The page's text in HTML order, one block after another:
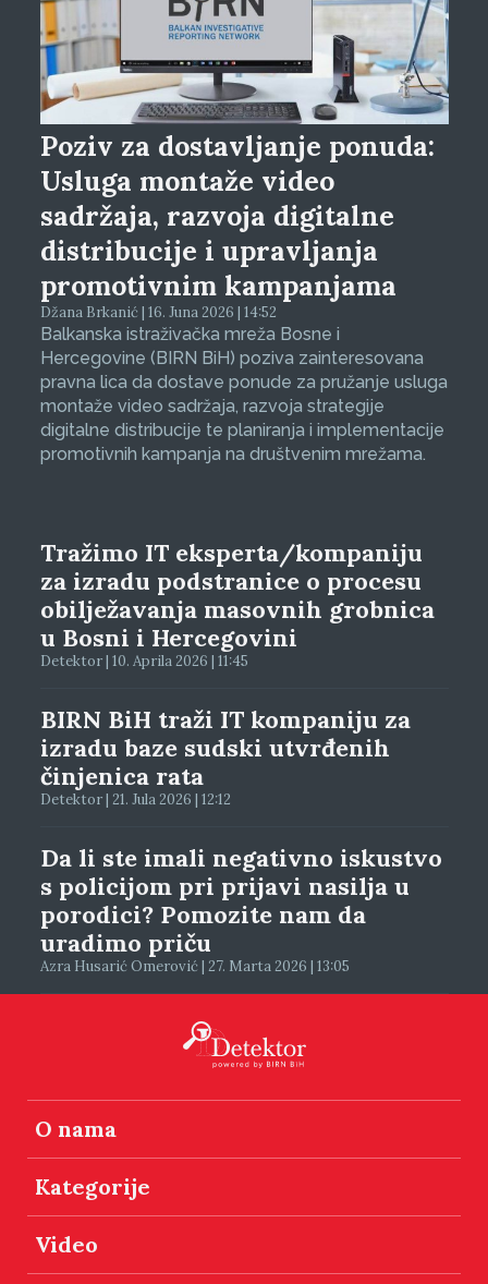
Poziv za dostavljanje ponuda:
Usluga montaže video
sadržaja, razvoja digitalne
distribucije i upravljanja
promotivnim kampanjama
Džana Brkanić | 16. Juna 2026 | 14:52
Balkanska istraživačka mreža Bosne i
Hercegovine (BIRN BiH) poziva zainteresovana
pravna lica da dostave ponude za pružanje usluga
montaže video sadržaja, razvoja strategije
digitalne distribucije te planiranja i implementacije
promotivnih kampanja na društvenim mrežama.
Tražimo IT eksperta/kompaniju
za izradu podstranice o procesu
obilježavanja masovnih grobnica
u Bosni i Hercegovini
Detektor | 10. Aprila 2026 | 11:45
BIRN BiH traži IT kompaniju za
izradu baze sudski utvrđenih
činjenica rata
Detektor | 21. Jula 2026 | 12:12
Da li ste imali negativno iskustvo
s policijom pri prijavi nasilja u
porodici? Pomozite nam da
uradimo priču
Azra Husarić Omerović | 27. Marta 2026 | 13:05
O nama
Kategorije
Video